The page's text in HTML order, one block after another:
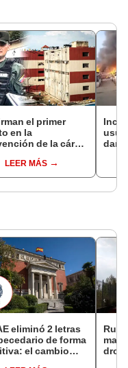
el primer
en la
de la cárcel
LEER MÁS
eliminó 2 letras
de forma
el cambio